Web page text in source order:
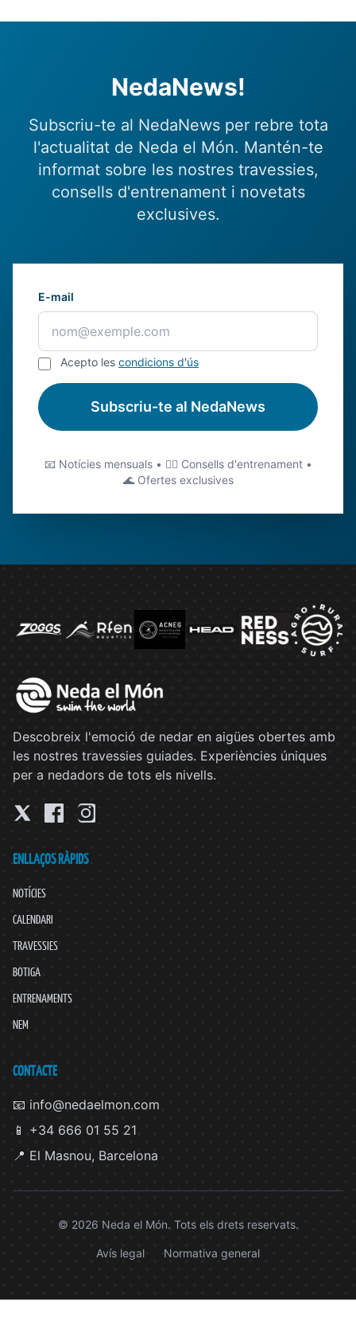
NedaNews!
Subscriu-te al NedaNews per rebre tota
l'actualitat de Neda el Món. Mantén-te
informat sobre les nostres travessies,
consells d'entrenament i novetats
exclusives.
E-mail
Acepto les condicions d'ús
Subscriu-te al NedaNews
📧 Notícies mensuals • 🏊‍♂️ Consells d'entrenament •
🌊 Ofertes exclusives
Descobreix l'emoció de nedar en aigües obertes amb
les nostres travessies guiades. Experiències úniques
per a nedadors de tots els nivells.
ENLLAÇOS RÀPIDS
NOTÍCIES
CALENDARI
TRAVESSIES
BOTIGA
ENTRENAMENTS
NEM
CONTACTE
📧 info@nedaelmon.com
📱 +34 666 01 55 21
📍 El Masnou, Barcelona
© 2026 Neda el Món. Tots els drets reservats.
Avís legal Normativa general